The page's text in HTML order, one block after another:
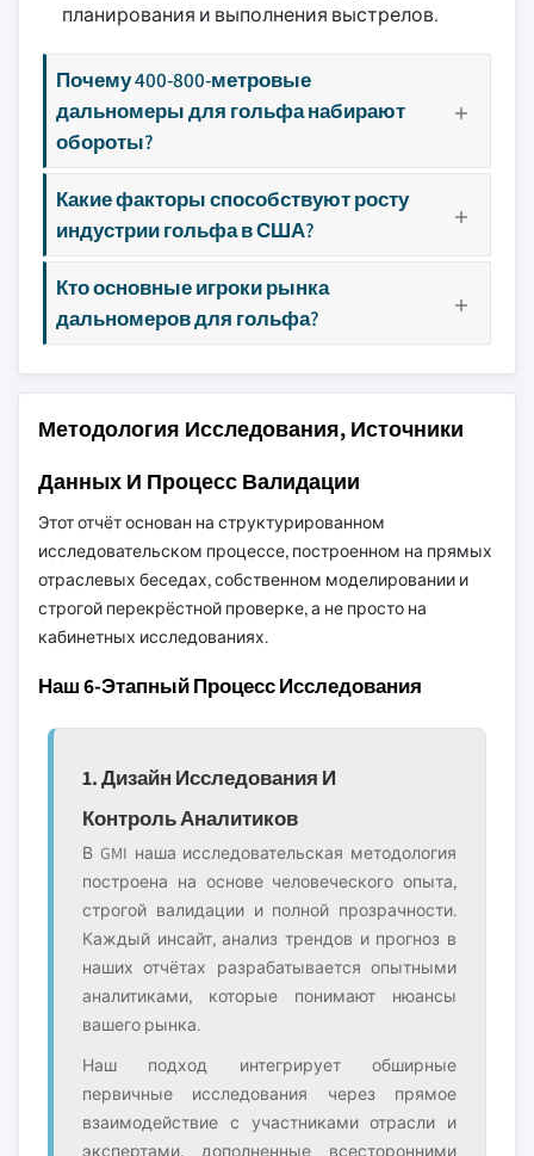
планирования и выполнения выстрелов.
Почему 400-800-метровые
дальномеры для гольфа набирают
обороты?
Какие факторы способствуют росту
индустрии гольфа в США?
Кто основные игроки рынка
дальномеров для гольфа?
Методология Исследования, Источники
Данных И Процесс Валидации
Этот отчёт основан на структурированном
исследовательском процессе, построенном на прямых
отраслевых беседах, собственном моделировании и
строгой перекрёстной проверке, а не просто на
кабинетных исследованиях.
Наш 6-Этапный Процесс Исследования
1. Дизайн Исследования И
Контроль Аналитиков
В GMI наша исследовательская методология
построена на основе человеческого опыта,
строгой валидации и полной прозрачности.
Каждый инсайт, анализ трендов и прогноз в
наших отчётах разрабатывается опытными
аналитиками, которые понимают нюансы
вашего рынка.
Наш подход интегрирует обширные
первичные исследования через прямое
взаимодействие с участниками отрасли и
экспертами, дополненные всесторонними